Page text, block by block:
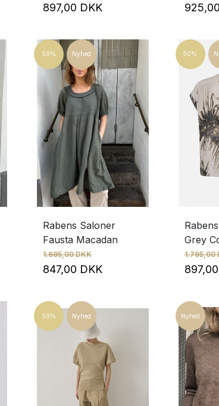
897,00 DKK
50% Nyhed
Rabens Saloner
Fausta Macadan
1.695,00 DKK
847,00 DKK
50%
Grey
1.795,00
50% Nyhed Nyhed